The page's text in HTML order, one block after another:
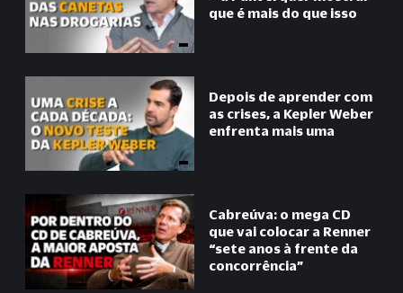
que é mais do que isso
Depois de aprender com
as crises, a Kepler Weber
enfrenta mais uma
Cabreúva: o mega CD
que vai colocar a Renner
“sete anos à frente da
concorrência”